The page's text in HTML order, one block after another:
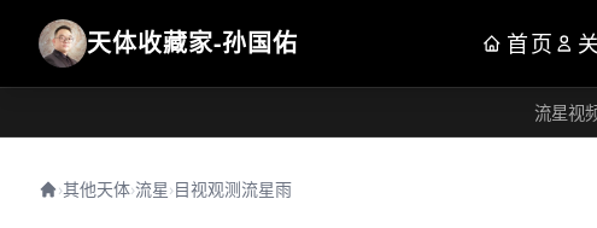
天体收藏家-孙国佑 首页
流星视
›其他天体›流星›目视观测流星雨